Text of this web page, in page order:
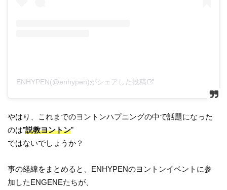
ENHYPEN(@enhypen)がシェアした投稿
やはり、これまでのヨントンハプニングの中で話題になった
のは”説教ヨントン”
ではないでしょうか？
事の経緯をまとめると、ENHYPENのヨントンイベントに参
加したENGENEたちが、